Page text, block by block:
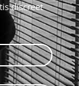
discreet